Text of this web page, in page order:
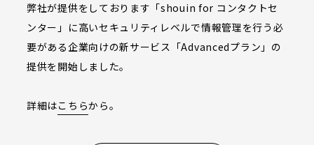
弊社が提供をしております「shouin for コンタクトセ
ンター」に高いセキュリティレベルで情報管理を行う必
要がある企業向けの新サービス「Advancedプラン」の
提供を開始しました。
詳細はこちらから。